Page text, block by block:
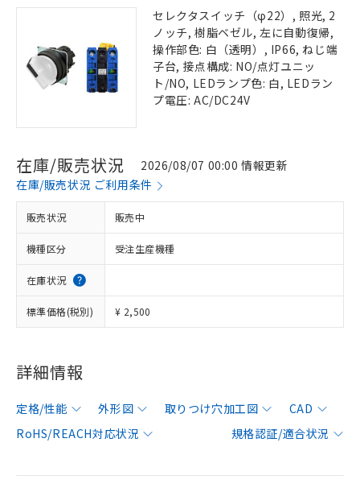
セレクタスイッチ（φ22）, 照光, 2
ノッチ, 樹脂ベゼル, 左に自動復帰,
操作部色: 白（透明）, IP66, ねじ端
子台, 接点構成: NO/点灯ユニッ
ト/NO, LEDランプ色: 白, LEDラン
プ電圧: AC/DC24V
在庫/販売状況
2026/08/07 00:00 情報更新
在庫/販売状況 ご利用条件
販売状況 販売中
機種区分 受注生産機種
在庫状況
標準価格(税別) ¥ 2,500
詳細情報
定格/性能 外形図 取りつけ穴加工図
CAD
RoHS/REACH対応状況
規格認証/適合状況